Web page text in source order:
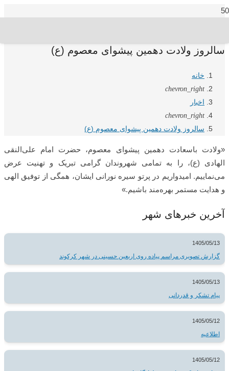
سالروز ولادت دهمین پیشوای معصوم (ع)
خانه
chevron_right
اخبار
chevron_right
سالروز ولادت دهمین پیشوای معصوم (ع)
«ولادت باسعادت دهمین پیشوای معصوم، حضرت امام علی‌النقی
الهادی (ع)، را به تمامی شهروندان گرامی تبریک و تهنیت عرض
می‌نماییم. امیدواریم در پرتو سیره نورانی ایشان، همگی از توفیق الهی
و هدایت مستمر بهره‌مند باشیم.»
آخرین خبرهای شهر
1405/05/13
گزارش تصویری مراسم پیاده روی اربعین حسینی در شهر کرکوند
1405/05/13
پیام تشکر و قدردانی
1405/05/12
اطلاعیه
1405/05/12